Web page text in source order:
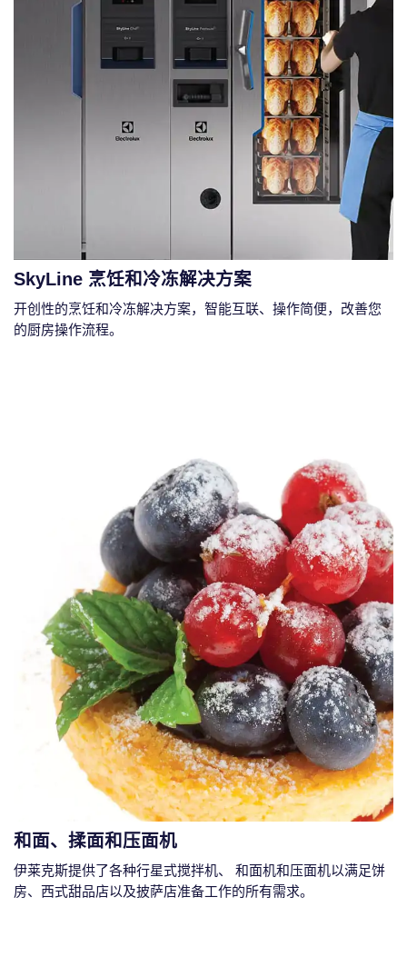
SkyLine 烹饪和冷冻解决方案
开创性的烹饪和冷冻解决方案，智能互联、操作简便，改善您
的厨房操作流程。
和面、揉面和压面机
伊莱克斯提供了各种行星式搅拌机、 和面机和压面机以满足饼
房、西式甜品店以及披萨店准备工作的所有需求。